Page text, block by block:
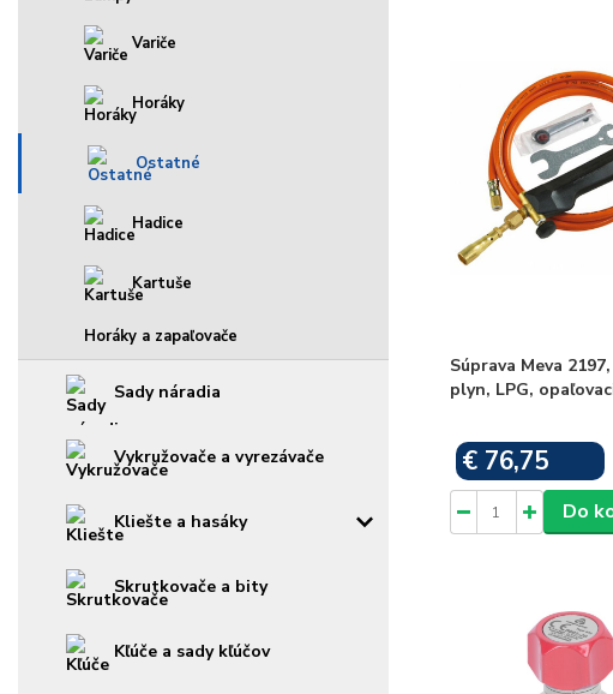
Variče
Horáky
Ostatné
Hadice
Kartuše
Horáky a zapaľovače
Sady náradia
Vykružovače a vyrezávače
Kliešte a hasáky
Skrutkovače a bity
Kľúče a sady kľúčov
Súprava Meva
plyn, LPG,
€ 76,75
Do